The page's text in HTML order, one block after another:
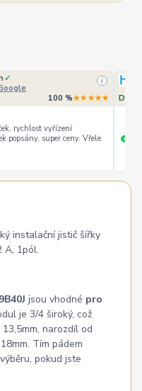
✓
i
100 %★★★★★
rychlost vyřízení
popsány, super ceny. Vřele
+
instalační jistič šířky
A, 1pól.
jsou vhodné pro
je 3/4 široký, což
narozdíl od
Tím pádem
pokud jste